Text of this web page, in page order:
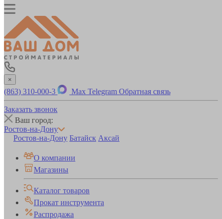
×
(863) 310-000-3 Max Telegram Обратная связь
Заказать звонок
Ваш город:
Ростов-на-Дону
Ростов-на-Дону Батайск Аксай
О компании
Магазины
Каталог товаров
Прокат инструмента
Распродажа